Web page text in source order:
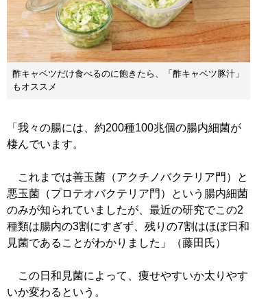
酢キャベツだけ食べるのに飽きたら、「酢キャベツ豚汁」
もオススメ
「我々の腸には、約200種100兆個の腸内細菌が
棲んでいます。
これまでは善玉菌（アクチノバクテリア門）と
悪玉菌（プロテオバクテリア門）という腸内細菌
のみが知られていましたが、最近の研究でこの2
種類は腸内の3割にすぎず、残りの7割はほぼ日和
見菌であることがわかりました」（藤田氏）
この日和見菌によって、痩せやすいか太りやす
いか変わるという。